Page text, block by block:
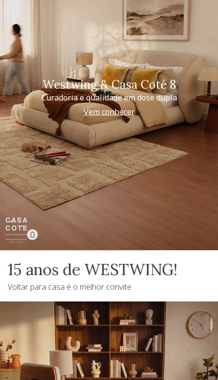
Westwing & Casa Coté 8
Curadoria e qualidade em dose dupla
Vem conhecer
15 anos de WESTWING!
Voltar para casa é o melhor convite